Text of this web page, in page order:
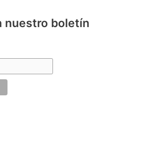
nuestro boletín